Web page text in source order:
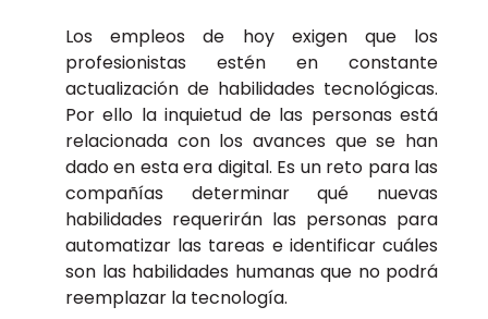
Los empleos de hoy exigen que los
profesionistas estén en constante
actualización de habilidades tecnológicas.
Por ello la inquietud de las personas está
relacionada con los avances que se han
dado en esta era digital. Es un reto para las
compañías determinar qué nuevas
habilidades requerirán las personas para
automatizar las tareas e identificar cuáles
son las habilidades humanas que no podrá
reemplazar la tecnología.